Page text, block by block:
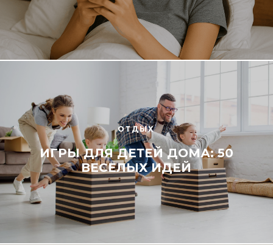
ОТДЫХ
ИГРЫ ДЛЯ ДЕТЕЙ ДОМА: 50
ВЕСЕЛЫХ ИДЕЙ